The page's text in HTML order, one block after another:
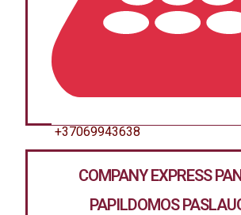
+37069943638
COMPANY EXPRESS
PAPILDOMOS